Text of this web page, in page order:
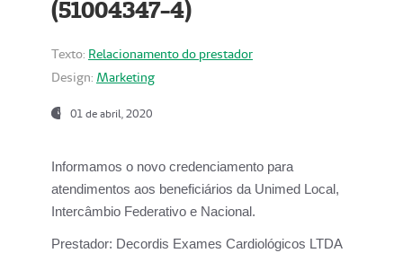
(51004347-4)
Texto: Relacionamento do prestador
Design: Marketing
01 de abril, 2020
Informamos o novo credenciamento para
atendimentos aos beneficiários da Unimed Local,
Intercâmbio Federativo e Nacional.
Prestador: Decordis Exames Cardiológicos LTDA